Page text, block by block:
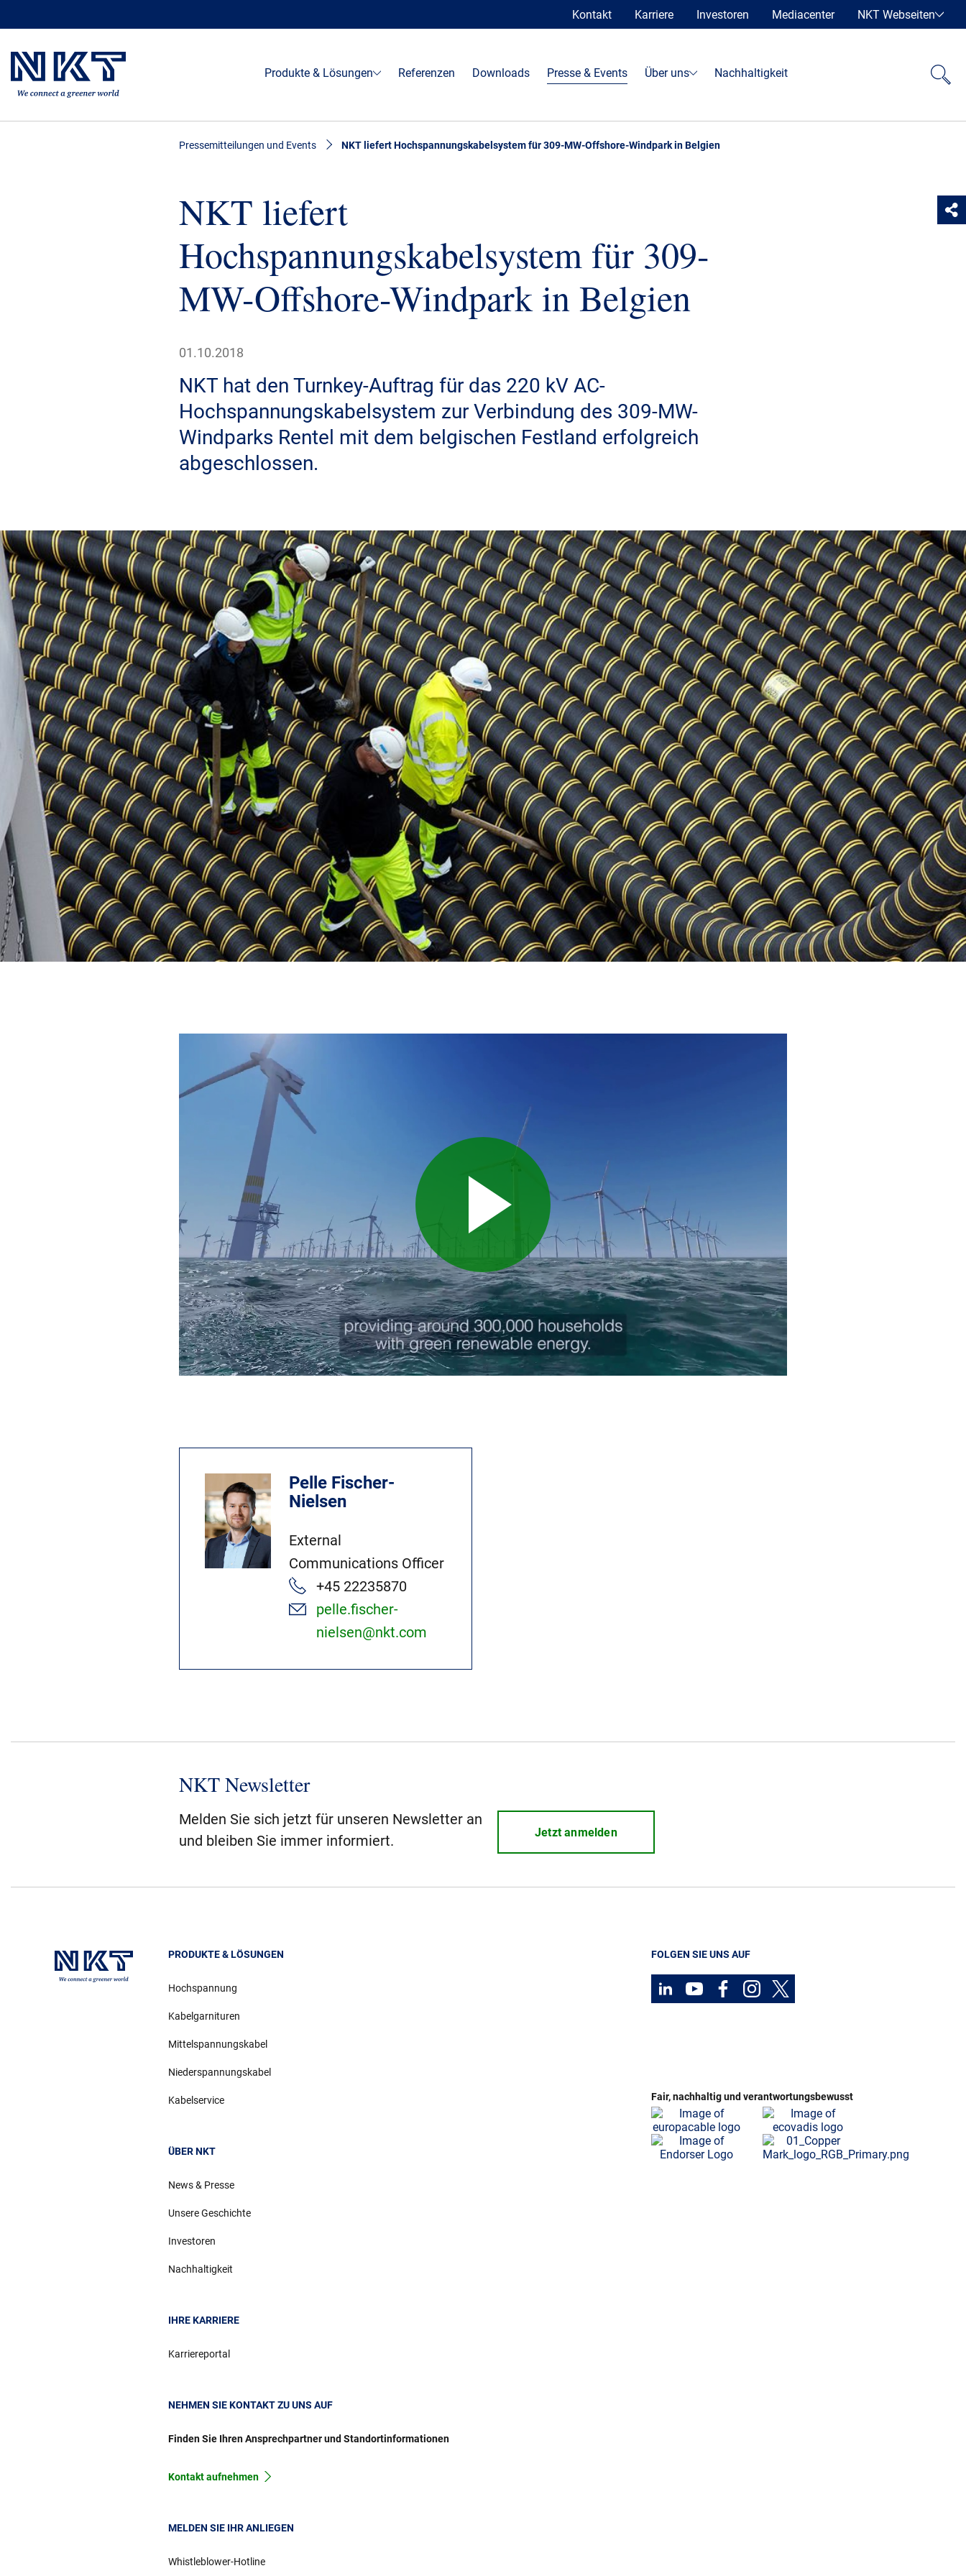
Kontakt Karriere Investoren Mediacenter NKT Webseiten
Produkte & Lösungen Referenzen Downloads Presse & Events Über uns Nachhaltigkeit
NKT liefert
Hochspannungskabelsystem für 309-
MW-Offshore-Windpark in Belgien
01.10.2018
NKT hat den Turnkey-Auftrag für das 220 kV AC-
Hochspannungskabelsystem zur Verbindung des 309-MW-
Windparks Rentel mit dem belgischen Festland erfolgreich
abgeschlossen.
Pressemitteilungen und Events NKT liefert Hochspannungskabelsystem für 309-MW-Offshore-Windpark in Belgien
Pelle Fischer-
Nielsen
External
Communications Officer
+45 22235870
pelle.fischer-
nielsen@nkt.com
NKT Newsletter
Melden Sie sich jetzt für unseren Newsletter an
und bleiben Sie immer informiert.
Jetzt anmelden
PRODUKTE & LÖSUNGEN
Hochspannung
Kabelgarnituren
Mittelspannungskabel
Niederspannungskabel
Kabelservice
ÜBER NKT
News & Presse
Unsere Geschichte
Investoren
Nachhaltigkeit
IHRE KARRIERE
Karriereportal
NEHMEN SIE KONTAKT ZU UNS AUF
Finden Sie Ihren Ansprechpartner und Standortinformationen
Kontakt aufnehmen
MELDEN SIE IHR ANLIEGEN
Whistleblower-Hotline
FOLGEN SIE UNS AUF
Fair, nachhaltig und verantwortungsbewusst